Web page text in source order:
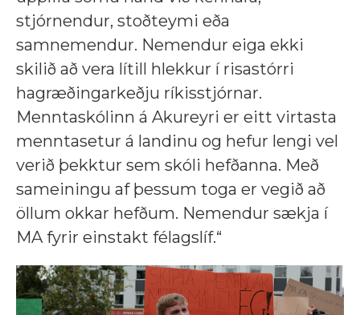
stjórnendur, stoðteymi eða
samnemendur. Nemendur eiga ekki
skilið að vera lítill hlekkur í risastórri
hagræðingarkeðju ríkisstjórnar.
Menntaskólinn á Akureyri er eitt virtasta
menntasetur á landinu og hefur lengi vel
verið þekktur sem skóli hefðanna. Með
sameiningu af þessum toga er vegið að
öllum okkar hefðum. Nemendur sækja í
MA fyrir einstakt félagslíf.“